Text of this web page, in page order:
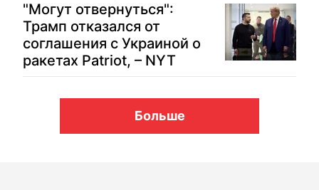
"Могут отвернуться":
Трамп отказался от
соглашения с Украиной о
ракетах Patriot, – NYT
Больше